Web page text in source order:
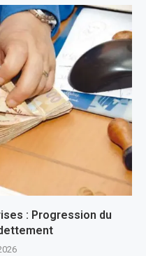
: Progression du